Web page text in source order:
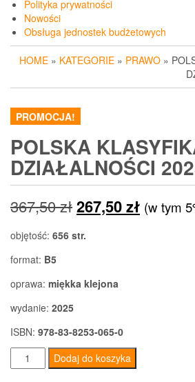
Polityka prywatności
Nowości
Obsługa jednostek budżetowych
HOME » KATEGORIE » PRAWO »
PROMOCJA!
POLSKA
DZIAŁALNOŚCI
367,50złPierwotna
cena
367,50 zł.
267,50zł (w tym
objętość: 656 str.
format: B5
oprawa: miękka klejona
wydanie: 2025
ISBN: 978-83-8253-065-0
ilość
POLSKA
Dodaj do koszyka